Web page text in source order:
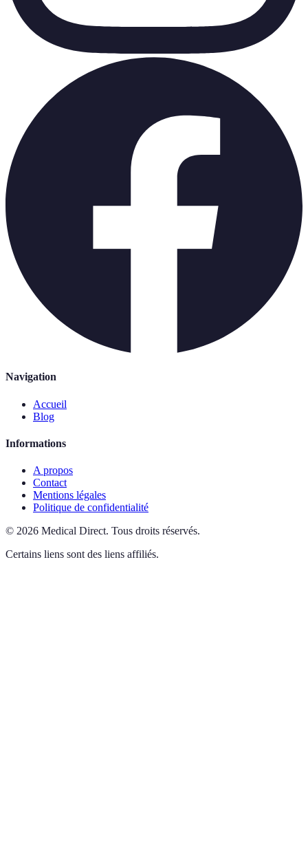
Navigation
Accueil
Blog
Informations
A propos
Contact
Mentions légales
Politique de confidentialité
© 2026 Medical Direct. Tous droits réservés.
Certains liens sont des liens affiliés.